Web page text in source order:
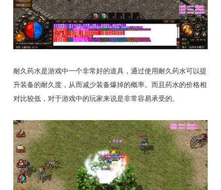
耐久药水是游戏中一个非常好的道具，通过使用耐久药水可以提
升装备的耐久度，从而减少装备爆掉的概率。而且药水的价格相
对比较低，对于游戏中的玩家来说是非常容易承受的。